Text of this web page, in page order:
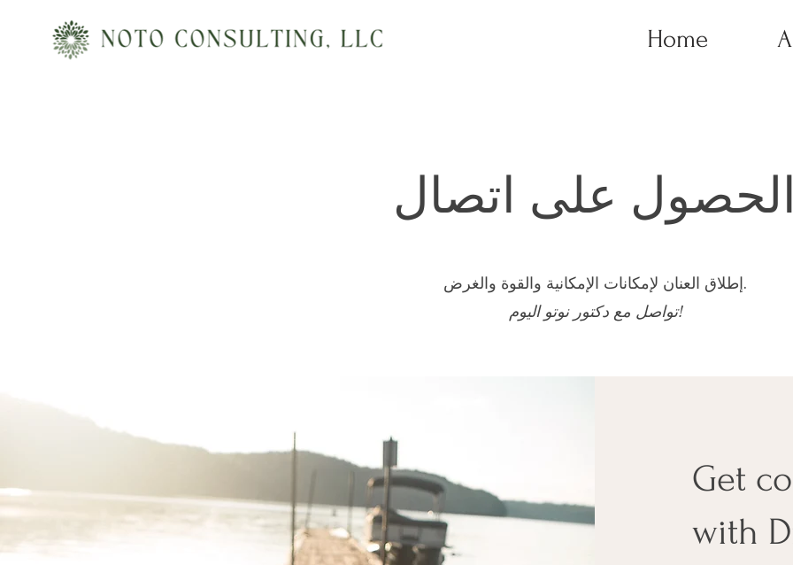
Home
على اتصال
إطلاق العنان لإمكانات الإمكانية والقوة والغرض.
تواصل مع دكتور نوتو اليوم!
Get
with